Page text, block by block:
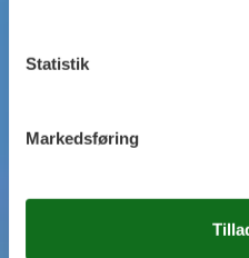
Statistik
Markedsføring